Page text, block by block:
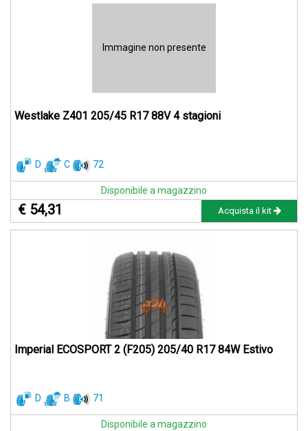
Immagine non presente
Westlake Z401 205/45 R17 88V 4 stagioni
D C 72
Disponibile a magazzino
€ 54,31 Acquista il kit
Imperial ECOSPORT 2 (F205) 205/40 R17 84W Estivo
D B 71
Disponibile a magazzino